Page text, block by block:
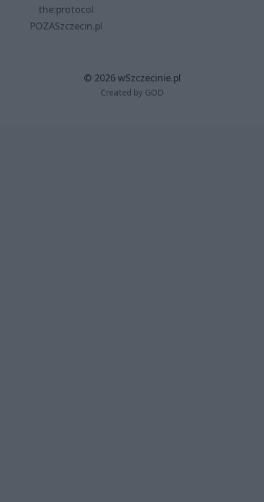
the:protocol
POZASzczecin.pl
© 2026 wSzczecinie.pl
Created by GOD